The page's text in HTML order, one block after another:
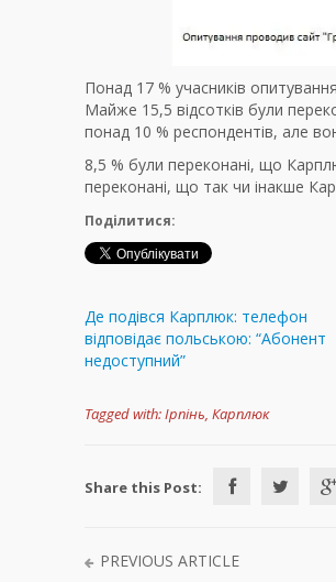
Понад 17 % учасників
Майже 15,5 відсотків були
понад 10 % респондентів, але
8,5 % були переконані, що
переконані, що так чи інакше
Поділитися:
Де подівся Карплюк: телефон
відповідає польською: “Абонент
недоступний”
Tagged with:Ірпінь, Карплюк
Share this Post:
PREVIOUS ARTICLE